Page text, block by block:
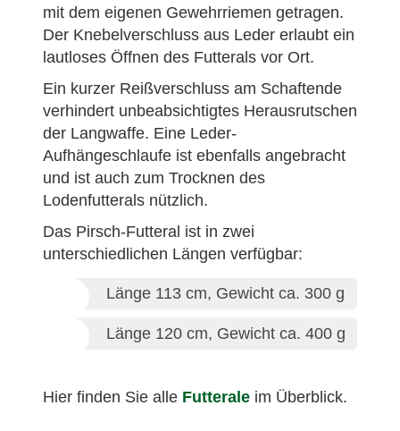
mit dem eigenen Gewehrriemen getragen.
Der Knebelverschluss aus Leder erlaubt ein
lautloses Öffnen des Futterals vor Ort.
Ein kurzer Reißverschluss am Schaftende
verhindert unbeabsichtigtes Herausrutschen
der Langwaffe. Eine Leder-
Aufhängeschlaufe ist ebenfalls angebracht
und ist auch zum Trocknen des
Lodenfutterals nützlich.
Das Pirsch-Futteral ist in zwei
unterschiedlichen Längen verfügbar:
Länge 113 cm, Gewicht ca. 300 g
Länge 120 cm, Gewicht ca. 400 g
Hier finden Sie alle Futterale im Überblick.